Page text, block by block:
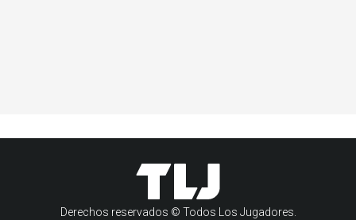
Derechos reservados © Todos Los Jugadores.